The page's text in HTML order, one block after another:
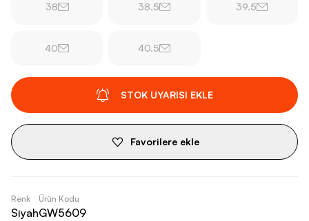
38 38.5 39.5
40 40.5
STOK UYARISI EKLE
Favorilere ekle
Renk
Siyah
Ürün Kodu
GW5609